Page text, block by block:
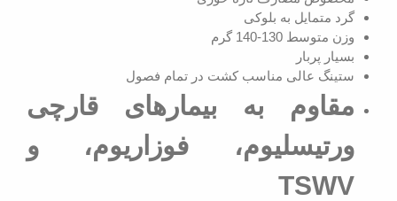
گرد متمایل به بلوکی
وزن متوسط 130-140 گرم
بسیار پربار
ستینگ عالی مناسب کشت در تمام فصول
مقاوم به بیمارهای قارچی
ورتیسلیوم، فوزاریوم، و
TSWV